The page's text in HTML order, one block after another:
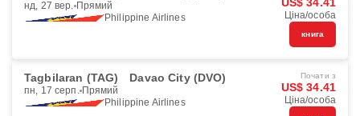
нд, 27 вер. Прямий
Philippine Airlines
Ціна/особа
книга
Tagbilaran (TAG) Davao City (DVO)
пн, 17 серп. Прямий
Philippine Airlines
Почати з
US$ 34.41
Ціна/особа